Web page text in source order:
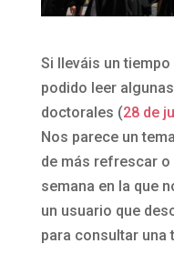
Si lleváis un
podido leer
doctorales (28 de
Nos parece un
de más refrescar o
semana en la que
un usuario que
para consultar una